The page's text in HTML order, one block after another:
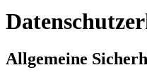
Allgemeine